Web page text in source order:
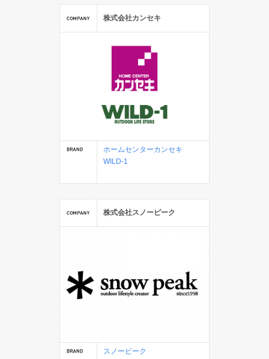
株式会社カンセキ
ホームセンターカンセキ
WILD-1
株式会社スノーピーク
スノーピーク